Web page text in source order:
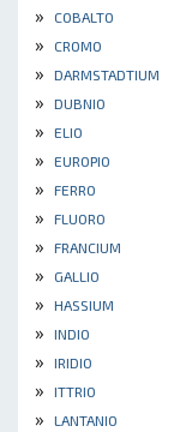
» COBALTO
» CROMO
» DARMSTADTIUM
» DUBNIO
» ELIO
» EUROPIO
» FERRO
» FLUORO
» FRANCIUM
» GALLIO
» HASSIUM
» INDIO
» IRIDIO
» ITTRIO
» LANTANIO